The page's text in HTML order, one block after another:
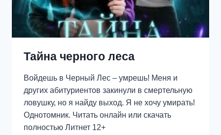
Тайна черного леса
Войдешь в Черный Лес – умрешь! Меня и
других абитуриентов закинули в смертельную
ловушку, но я найду выход. Я не хочу умирать!
Однотомник. Читать онлайн или скачать
полностью Литнет 12+